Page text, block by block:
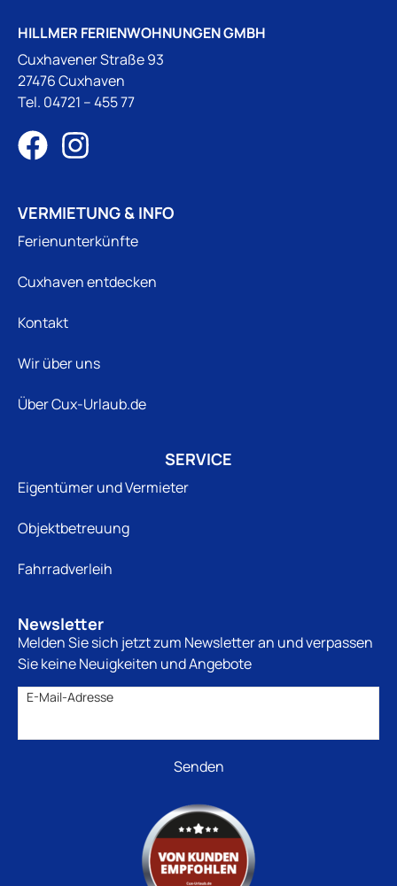
HILLMER FERIENWOHNUNGEN GMBH
Cuxhavener Straße 93
27476 Cuxhaven
Tel. 04721 – 455 77
VERMIETUNG & INFO
Ferienunterkünfte
Cuxhaven entdecken
Kontakt
Wir über uns
Über Cux-Urlaub.de
SERVICE
Eigentümer und Vermieter
Objektbetreuung
Fahrradverleih
Newsletter
Melden Sie sich jetzt zum Newsletter an und verpassen
Sie keine Neuigkeiten und Angebote
E-Mail-Adresse